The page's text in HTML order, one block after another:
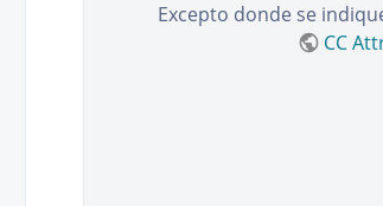
Excepto donde se
CC